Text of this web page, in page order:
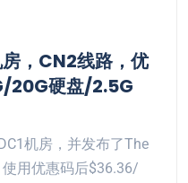
，CN2线路，优
20G硬盘/2.5G
机房，并发布了The
用优惠码后$36.36/